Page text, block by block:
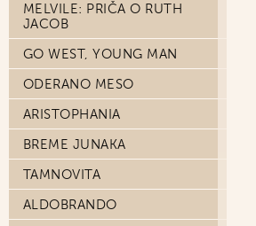
MELVILE: PRIČA O RUTH
JACOB
GO WEST, YOUNG MAN
ODERANO MESO
ARISTOPHANIA
BREME JUNAKA
TAMNOVITA
ALDOBRANDO